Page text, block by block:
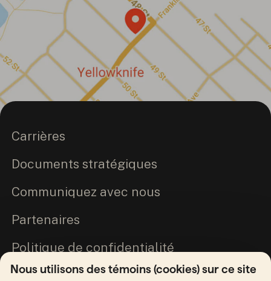
Nous utilisons des témoins (cookies) sur ce site
Carrières
Documents stratégiques
Communiquez avec nous
Partenaires
Politique de confidentialité
Engagement envers la vérité et la